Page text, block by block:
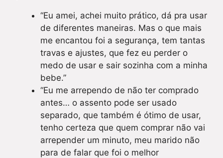
“Eu amei, achei muito prático, dá pra usar
de diferentes maneiras. Mas o que mais
me encantou foi a segurança, tem tantas
travas e ajustes, que fez eu perder o
medo de usar e sair sozinha com a minha
bebe.”
“Eu me arrependo de não ter comprado
antes… o assento pode ser usado
separado, que também é ótimo de usar,
tenho certeza que quem comprar não vai
arrepender um minuto, meu marido não
para de falar que foi o melhor